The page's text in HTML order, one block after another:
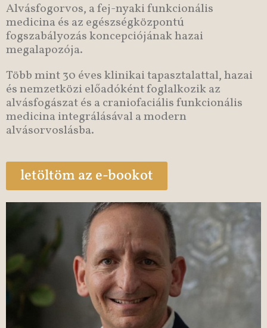
Alvásfogorvos, a fej-nyaki funkcionális
medicina és az egészségközpontú
fogszabályozás koncepciójának hazai
megalapozója.
Több mint 30 éves klinikai tapasztalattal, hazai
és nemzetközi előadóként foglalkozik az
alvásfogászat és a craniofaciális funkcionális
medicina integrálásával a modern
alvásorvoslásba.
letöltöm az e-bookot